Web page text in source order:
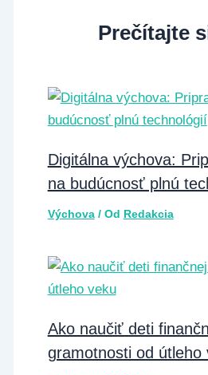
Prečítajte
Digitálna výchova:
na budúcnosť plnú
Výchova/ Od Redakcia
Ako naučiť deti
gramotnosti od útleho